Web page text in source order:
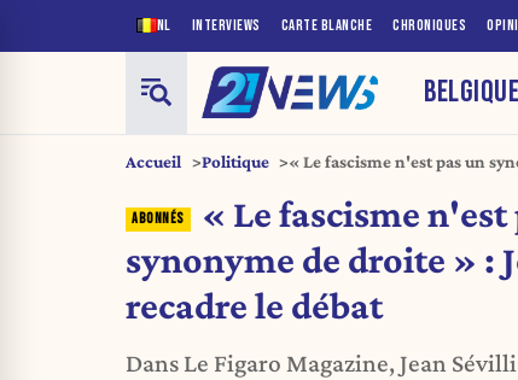
NL INTERVIEWS CARTE BLANCHE CHRONIQUES
BELGIQUE
Accueil Politique
« Le fascisme n'est pas un
« Le fascisme n'est
synonyme de droite » :
recadre le débat
Dans Le Figaro Magazine, Jean